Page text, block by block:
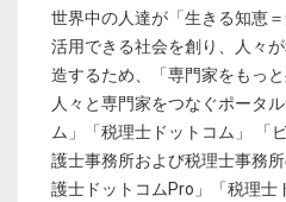
世界中の人達が「生きる知恵
活用できる社会を創り、人々
造するため、「専門家をもっ
人々と専門家をつなぐポータ
ム」「税理士ドットコム」 「
護士事務所および税理士事務
護士ドットコムPro」「税理士